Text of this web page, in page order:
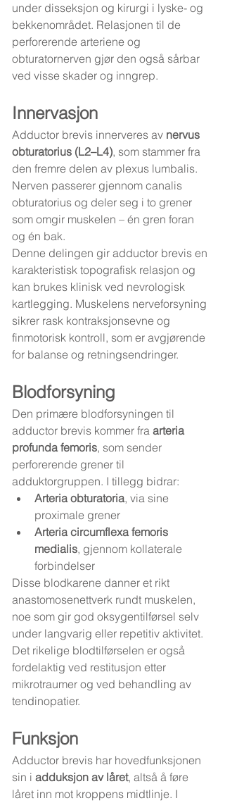
under disseksjon og kirurgi i lyske- og
bekkenområdet. Relasjonen til de
perforerende arteriene og
obturatornerven gjør den også sårbar
ved visse skader og inngrep.
Innervasjon
Adductor brevis innerveres av nervus
obturatorius (L2–L4), som stammer fra
den fremre delen av plexus lumbalis.
Nerven passerer gjennom canalis
obturatorius og deler seg i to grener
som omgir muskelen – én gren foran
og én bak.
Denne delingen gir adductor brevis en
karakteristisk topografisk relasjon og
kan brukes klinisk ved nevrologisk
kartlegging. Muskelens nerveforsyning
sikrer rask kontraksjonsevne og
finmotorisk kontroll, som er avgjørende
for balanse og retningsendringer.
Blodforsyning
Den primære blodforsyningen til
adductor brevis kommer fra arteria
profunda femoris, som sender
perforerende grener til
adduktorgruppen. I tillegg bidrar:
Arteria obturatoria, via sine
proximale grener
Arteria circumflexa femoris
medialis, gjennom kollaterale
forbindelser
Disse blodkarene danner et rikt
anastomosenettverk rundt muskelen,
noe som gir god oksygentilførsel selv
under langvarig eller repetitiv aktivitet.
Det rikelige blodtilførselen er også
fordelaktig ved restitusjon etter
mikrotraumer og ved behandling av
tendinopatier.
Funksjon
Adductor brevis har hovedfunksjonen
sin i adduksjon av låret, altså å føre
låret inn mot kroppens midtlinje. I